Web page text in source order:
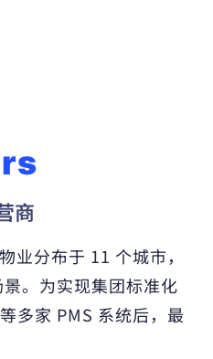
商
业分布于 11 个城市，
。为实现集团标准化
多家 PMS 系统后，最